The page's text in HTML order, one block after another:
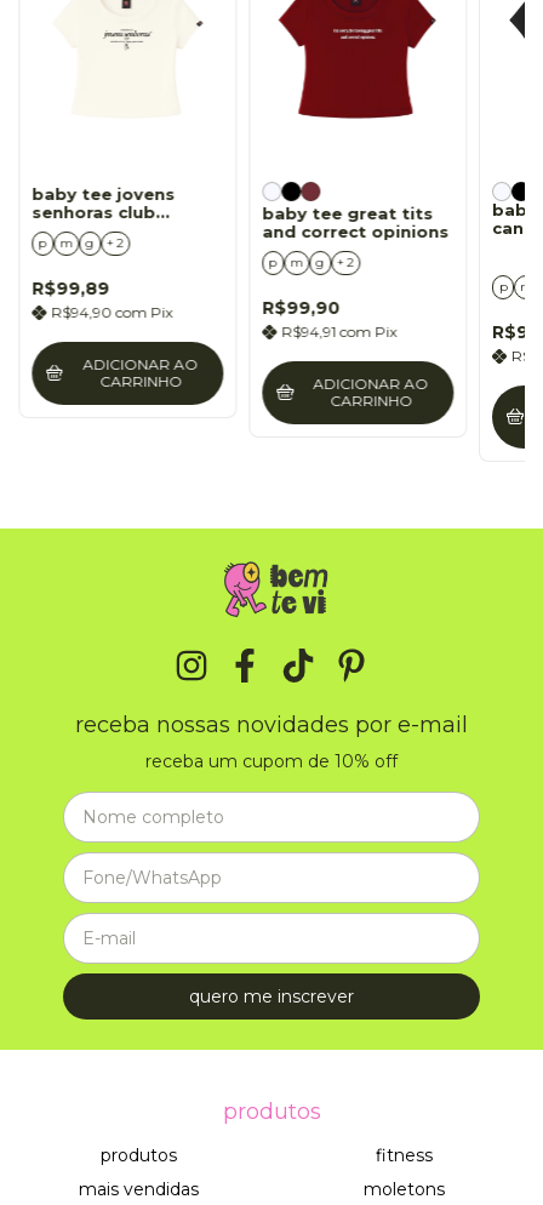
baby tee jovens
senhoras club
minimalista
p m g + 2
R$99,89
R$94,90 com Pix
ADICIONAR AO
CARRINHO
baby tee great tits
and correct opinions
p m g + 2
R$99,90
R$94,91com Pix
ADICIONAR AO
CARRINHO
baby
p m
receba nossas novidades por e-mail
receba um cupom de 10% off
produtos
produtos
mais vendidas
fitness
moletons